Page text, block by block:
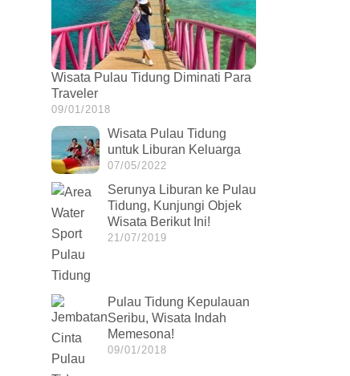
Wisata Pulau Tidung Diminati Para
Traveler
09/01/2018
Wisata Pulau Tidung
untuk Liburan Keluarga
07/05/2022
Serunya Liburan ke Pulau
Tidung, Kunjungi Objek
Wisata Berikut Ini!
21/07/2019
Pulau Tidung Kepulauan
Seribu, Wisata Indah
Memesona!
09/01/2018